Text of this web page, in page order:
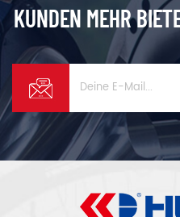
KUNDEN MEHR